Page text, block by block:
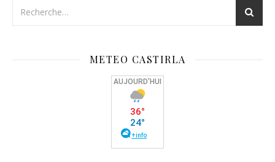
METEO CASTIRLA